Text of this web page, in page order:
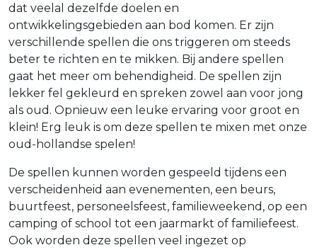
dat veelal dezelfde doelen en
ontwikkelingsgebieden aan bod komen. Er zijn
verschillende spellen die ons triggeren om steeds
beter te richten en te mikken. Bij andere spellen
gaat het meer om behendigheid. De spellen zijn
lekker fel gekleurd en spreken zowel aan voor jong
als oud. Opnieuw een leuke ervaring voor groot en
klein! Erg leuk is om deze spellen te mixen met onze
oud-hollandse spelen!
De spellen kunnen worden gespeeld tijdens een
verscheidenheid aan evenementen, een beurs,
buurtfeest, personeelsfeest, familieweekend, op een
camping of school tot een jaarmarkt of familiefeest.
Ook worden deze spellen veel ingezet op